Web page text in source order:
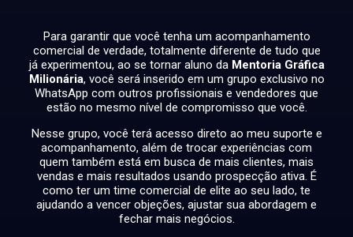
Para garantir que você tenha um acompanhamento
comercial de verdade, totalmente diferente de tudo que
já experimentou, ao se tornar aluno da Mentoria Gráfica
Milionária, você será inserido em um grupo exclusivo no
WhatsApp com outros profissionais e vendedores que
estão no mesmo nível de compromisso que você.
Nesse grupo, você terá acesso direto ao meu suporte e
acompanhamento, além de trocar experiências com
quem também está em busca de mais clientes, mais
vendas e mais resultados usando prospecção ativa. É
como ter um time comercial de elite ao seu lado, te
ajudando a vencer objeções, ajustar sua abordagem e
fechar mais negócios.